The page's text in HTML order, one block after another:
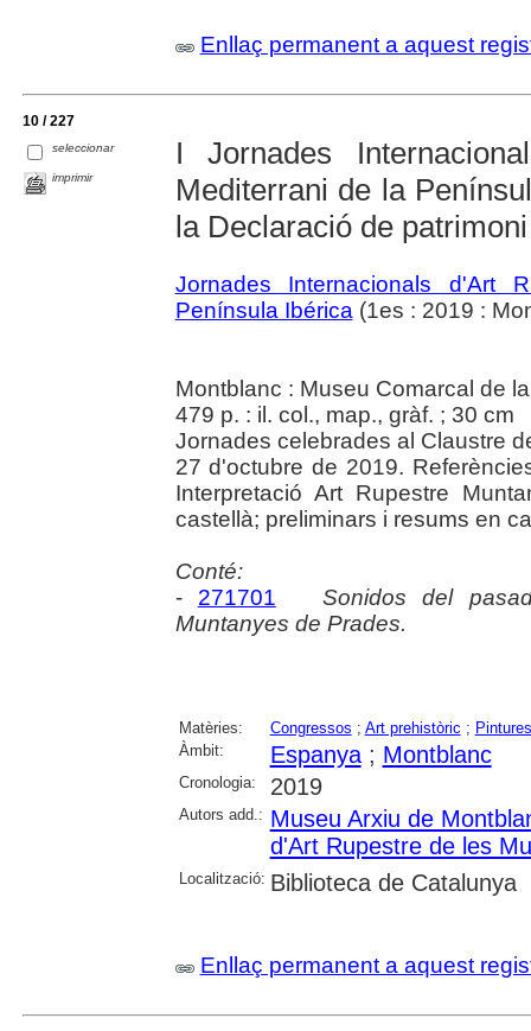
Enllaç permanent a aquest
10 / 227
seleccionar
imprimir
I Jornades
Mediterrani de la
la Declaració de
Jornades Internacionals d'Art
Península Ibérica (1es : 2019 :
Montblanc : Museu Comarcal de
479 p. : il. col., map., gràf. ; 30 cm
Jornades celebrades al Claustre
27 d'octubre de 2019.
Interpretació Art Rupestre
castellà; preliminars i resums en
Conté:
- 271701
Sonidos del
Muntanyes de Prades.
Matèries: Congressos ; Art prehistòric ;
Àmbit:
Espanya; Montblanc
Cronologia: 2019
Autors add.: Museu Arxiu de
d'Art Rupestre de les
Localització: Biblioteca de Catalunya
Enllaç permanent a aquest